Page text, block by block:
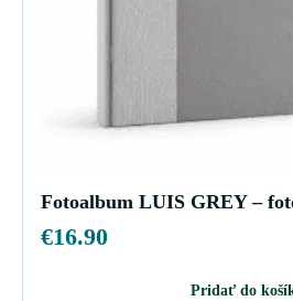
Fotoalbum LUIS GREY –
€16.90
Pridať do